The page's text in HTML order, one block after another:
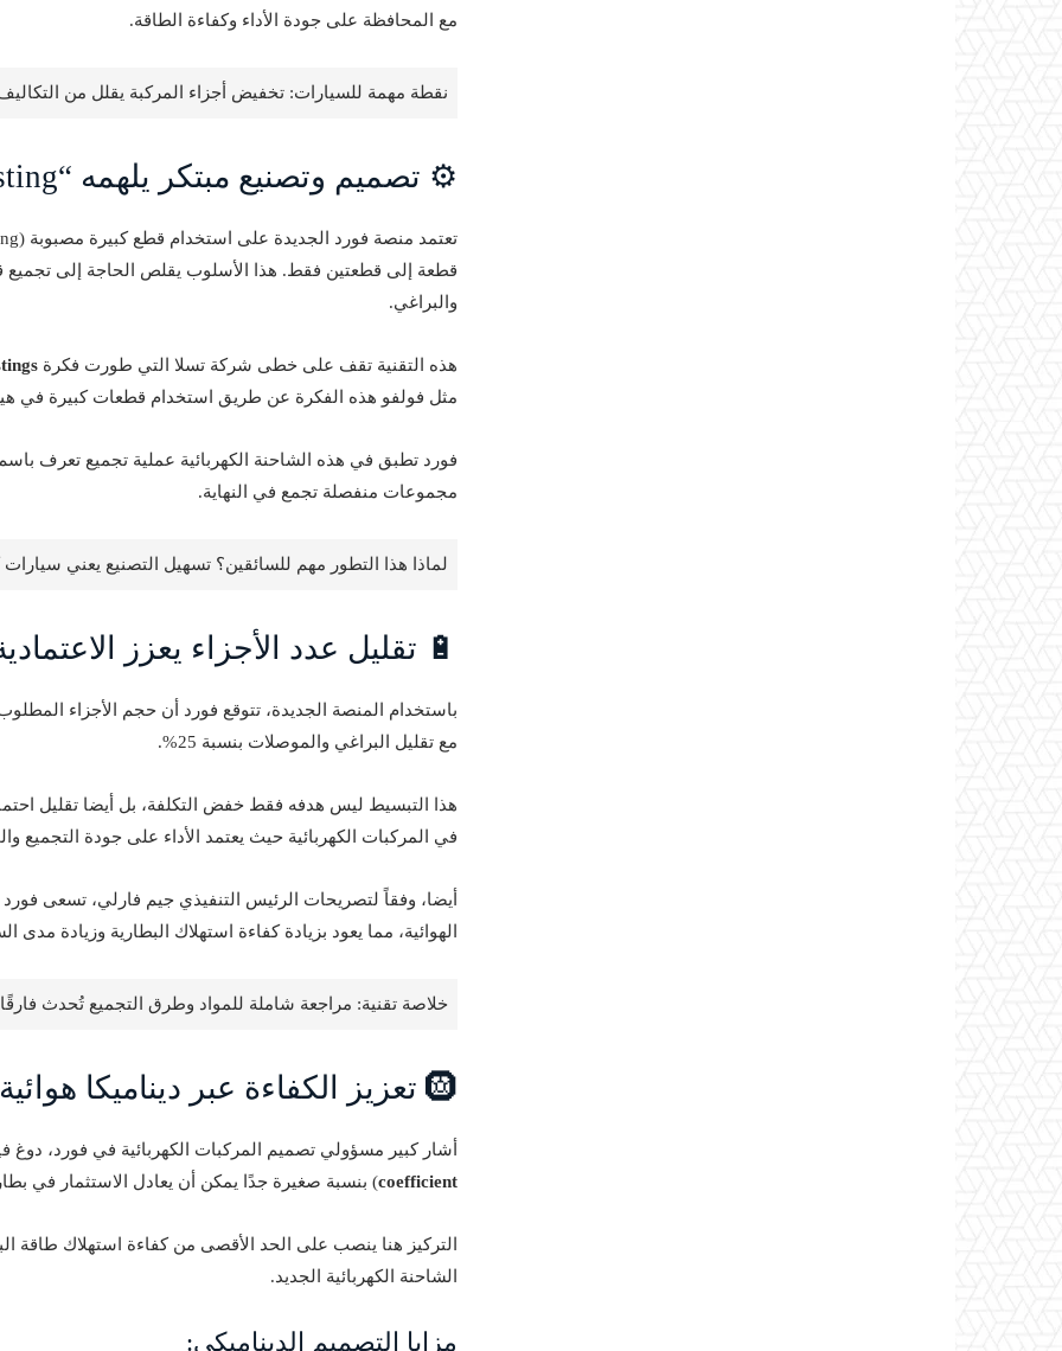
مع المحافظة على جودة الأداء وكفاءة الطاقة.
نقطة مهمة للسيارات: تخفيض أجزاء المركبة يقلل من
⚙️ تصميم وتصنيع مبتكر يلهمه “Gigacasting”
قطعة إلى قطعتين فقط. هذا الأسلوب يقلص الحاجة إلى تجميع
والبراغي.
هذه التقنية تقف على خطى شركة تسلا التي طورت فكرة
مثل فولفو هذه الفكرة عن طريق استخدام قطعات كبيرة في
فورد تطبق في هذه الشاحنة الكهربائية عملية تجميع تعرف
مجموعات منفصلة تجمع في النهاية.
لماذا هذا التطور مهم للسائقين؟ تسهيل التصنيع يعني
🔋 تقليل عدد الأجزاء يعزز
مع تقليل البراغي والموصلات بنسبة 25%.
هذا التبسيط ليس هدفه فقط خفض التكلفة، بل أيضا تقليل
في المركبات الكهربائية حيث يعتمد الأداء على جودة التجميع
أيضا، وفقاً لتصريحات الرئيس التنفيذي جيم فارلي، تسعى
الهوائية، مما يعود بزيادة كفاءة استهلاك البطارية وزيادة مدى
خلاصة تقنية: مراجعة شاملة للمواد وطرق التجميع تُحدث فارقًا
🛞 تعزيز الكفاءة عبر ديناميكا هوائية متطورة
أشار كبير مسؤولي تصميم المركبات الكهربائية في فورد،
coefficient) بنسبة صغيرة جدًا يمكن أن يعادل الاستثمار في
التركيز هنا ينصب على الحد الأقصى من كفاءة استهلاك طاقة
الشاحنة الكهربائية الجديد.
مزايا التصميم الديناميكي: